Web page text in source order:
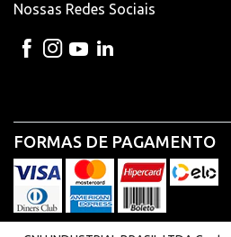
Nossas Redes Sociais
FORMAS DE PAGAMENTO